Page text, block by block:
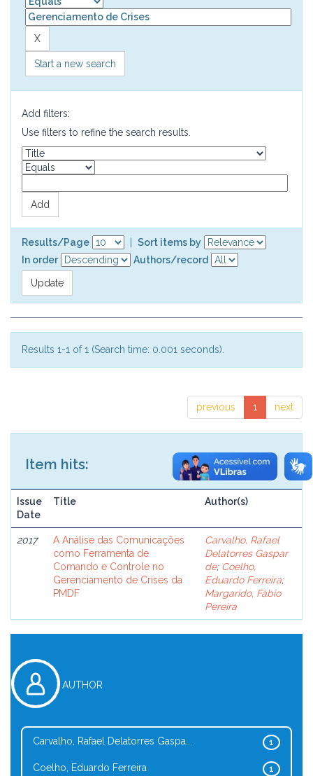
Start a new search
Add filters:
Use filters to refine the search results.
Results/Page
Sort items by
In order
Authors/record
Results 1-1 of 1 (Search time: 0.001 seconds).
previous 1 next
Item hits:
Issue
Date
Title Author(s)
2017
A Análise das Comunicações
como Ferramenta de
Comando e Controle no
Gerenciamento de Crises da
PMDF
Carvalho, Rafael
Delatorres Gaspar
de; Coelho,
Eduardo Ferreira;
Margarido, Fábio
Pereira
AUTHOR
1
Carvalho, Rafael Delatorres Gaspa...
1
Coelho, Eduardo Ferreira